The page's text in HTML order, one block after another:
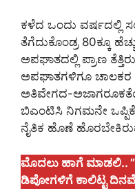
ಕಳೆದ ಒಂದು ವರ್ಷದಲ್ಲಿ
ತೆಗೆದುಕೊಂಡ್ರ 80ಕ್ಕೂ
ಅಪಘಾತದಲ್ಲಿ ಪ್ರಾಣ
ಅಪಘಾತಗಳಿಗೂ ಚಾಲಕರ
ಅತಿವೇಗದ-
ಬಿಎಂಟಿಸಿ ನಿಗಮನೇ
ನೈತಿಕ ಹೊಣೆ
ಮೊದಲು ಹಾಗೆ‌ ಮಾಡಲಿ.. ”
ಡಿಪೋಗಳಿಗೆ ಕಾಲಿಟ್ಟ